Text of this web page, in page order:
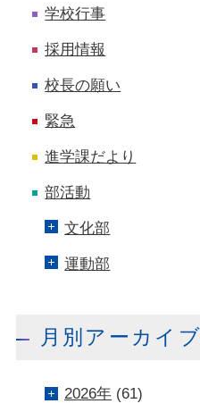
学校行事
採用情報
校長の願い
緊急
進学課だより
部活動
文化部
運動部
月別アーカイブ
2026年(61)